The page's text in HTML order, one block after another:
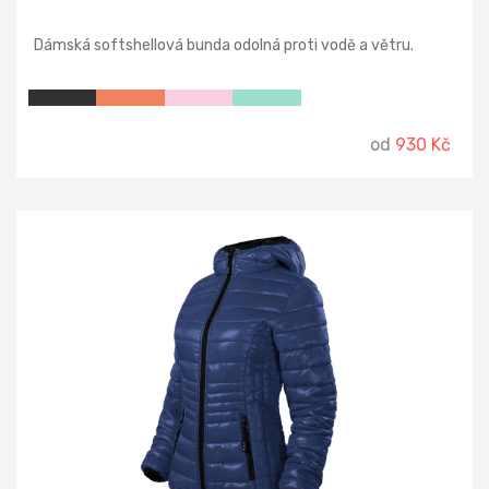
Dámská softshellová bunda odolná proti vodě a větru.
od 930 Kč